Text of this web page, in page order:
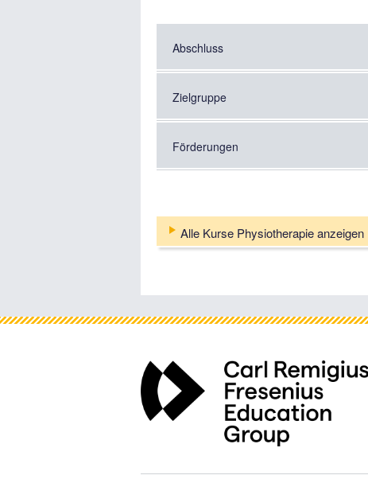
Abschluss
Zielgruppe
Förderungen
Alle Kurse Physiotherapie anzeigen